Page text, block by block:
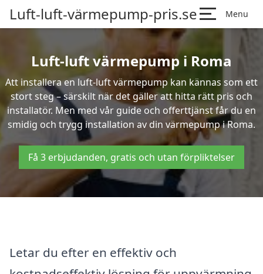
Luft-luft-värmepump-pris.se Menu
Luft-luft värmepump i Roma
Att installera en luft-luft värmepump kan kännas som ett
stort steg – särskilt när det gäller att hitta rätt pris och
installatör. Men med vår guide och offerttjänst får du en
smidig och trygg installation av din värmepump i Roma.
Få 3 erbjudanden, gratis och utan förpliktelser
Letar du efter en effektiv och